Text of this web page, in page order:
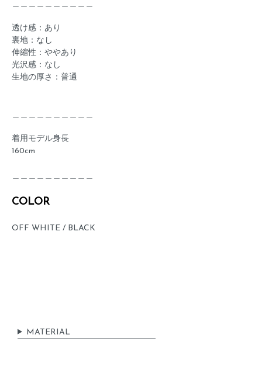
透け感：あり
裏地：なし
伸縮性：ややあり
光沢感：なし
生地の厚さ：普通
着用モデル身長
160cm
COLOR
OFF WHITE / BLACK
MATERIAL